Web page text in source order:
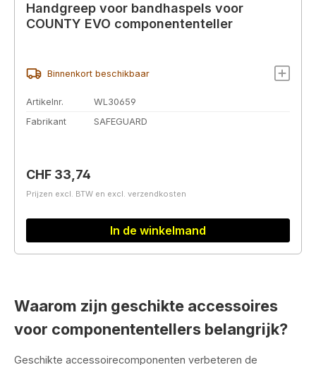
Handgreep voor bandhaspels voor
COUNTY EVO componententeller
Binnenkort beschikbaar
Artikelnr.
WL30659
Fabrikant
SAFEGUARD
Normale prijs:
CHF 33,74
Prijzen excl. BTW en excl. verzendkosten
In de winkelmand
Waarom zijn geschikte accessoires
voor componententellers belangrijk?
Geschikte accessoirecomponenten verbeteren de